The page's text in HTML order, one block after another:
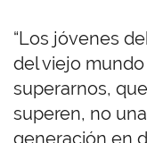
“Los jóvenes
del viejo
superarnos,
superen, no
generación en